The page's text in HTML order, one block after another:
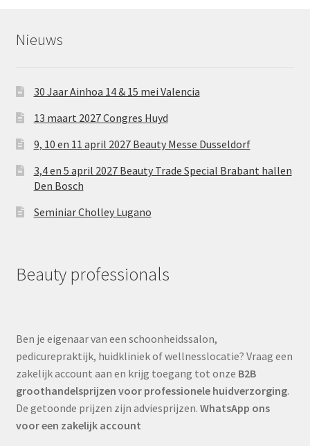
Nieuws
30 Jaar Ainhoa 14 & 15 mei Valencia
13 maart 2027 Congres Huyd
9, 10 en 11 april 2027 Beauty Messe Dusseldorf
3,4 en 5 april 2027 Beauty Trade Special Brabant hallen
Den Bosch
Seminiar Cholley Lugano
Beauty professionals
Ben je eigenaar van een schoonheidssalon,
pedicurepraktijk, huidkliniek of wellnesslocatie? Vraag een
zakelijk account aan en krijg toegang tot onze B2B
groothandelsprijzen voor professionele huidverzorging.
De getoonde prijzen zijn adviesprijzen. WhatsApp ons
voor een zakelijk account